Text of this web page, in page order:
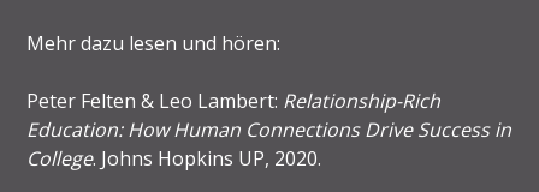
Mehr dazu lesen und hören:
Peter Felten & Leo Lambert: Relationship-Rich
Education: How Human Connections Drive Success in
College. Johns Hopkins UP, 2020.